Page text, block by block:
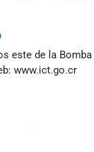
este de la Bomba
www.ict.go.cr